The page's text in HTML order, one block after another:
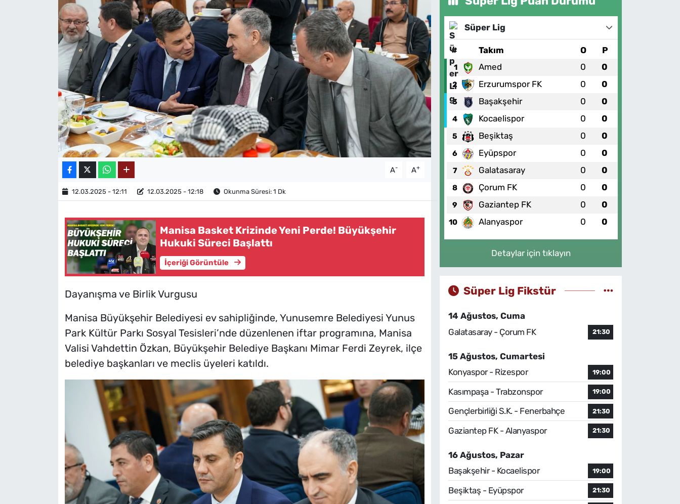
A- A+
12.03.2025 - 12:11 12.03.2025 - 12:18 Okunma Süresi: 1 Dk
Manisa Basket Krizinde Yeni Perde! Büyükşehir
Hukuki Süreci Başlattı
İçeriği Görüntüle
Dayanışma ve Birlik Vurgusu
Manisa Büyükşehir Belediyesi ev sahipliğinde, Yunusemre Belediyesi Yunus
Park Kültür Parkı Sosyal Tesisleri’nde düzenlenen iftar programına, Manisa
Valisi Vahdettin Özkan, Büyükşehir Belediye Başkanı Mimar Ferdi Zeyrek, ilçe
belediye başkanları ve meclis üyeleri katıldı.
Süper Lig
# Takım O P
1 Amed 0 0
2 Erzurumspor FK 0 0
3 Başakşehir 0 0
4 Kocaelispor 0 0
5 Beşiktaş 0 0
6 Eyüpspor 0 0
7 Galatasaray 0 0
8 Çorum FK 0 0
9 Gaziantep FK 0 0
10 Alanyaspor 0 0
Detaylar için tıklayın
Süper Lig Fikstür
14 Ağustos, Cuma
Galatasaray - Çorum FK
21:30
15 Ağustos, Cumartesi
Konyaspor - Rizespor
19:00
Kasımpaşa - Trabzonspor 19:00
Gençlerbirliği S.K. - Fenerbahçe 21:30
Gaziantep FK - Alanyaspor 21:30
16 Ağustos, Pazar
Başakşehir - Kocaelispor
19:00
Beşiktaş - Eyüpspor 21:30
MAGAZİN